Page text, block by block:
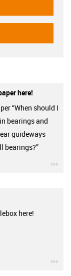
here!
“When should I
bearings and
guideways
bearings?”
here!